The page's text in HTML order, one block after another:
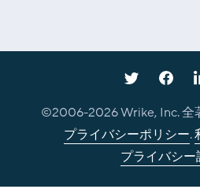
©2006-2026Wrike, Inc. 全
プライバシーポリシー.
プライバシ